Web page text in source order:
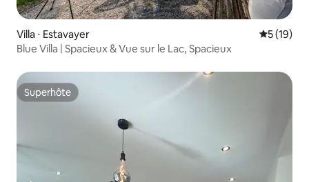
Villa ⋅ Estavayer
5 (19)
Blue Villa | Spacieux & Vue sur le Lac, Spacieux
Superhôte
Superhôte